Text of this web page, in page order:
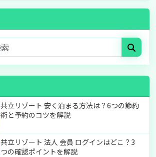
共立リゾート 安く泊まる方法は？6つの節約
術と予約のコツを解説
共立リゾート 法人 会員 ログインはどこ？3
つの確認ポイントを解説